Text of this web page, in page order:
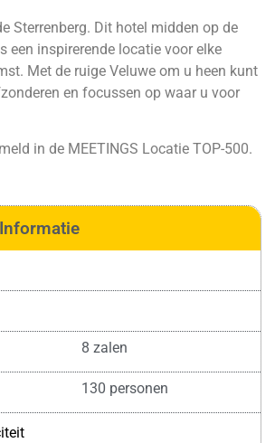
Sterrenberg. Dit hotel midden op de
een inspirerende locatie voor elke
Met de ruige Veluwe om u heen kunt
en focussen op waar u voor
in de MEETINGS Locatie TOP-500.
8 zalen
130 personen